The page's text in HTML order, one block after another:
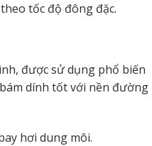
tốc độ đông đặc.
được sử dụng phổ biến
dính tốt với nền đường
hơi dung môi.